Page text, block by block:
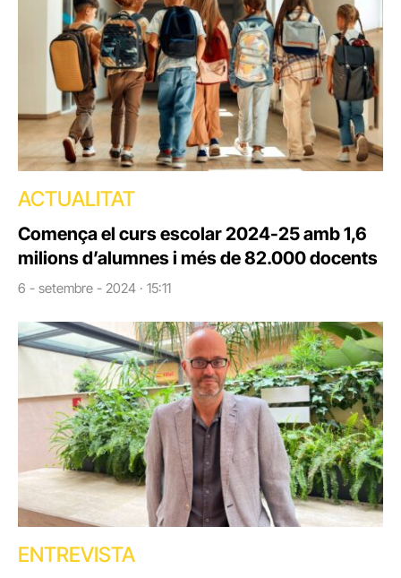
ACTUALITAT
Comença el curs escolar 2024-25 amb 1,6
milions d’alumnes i més de 82.000 docents
6 - setembre - 2024 · 15:11
ENTREVISTA